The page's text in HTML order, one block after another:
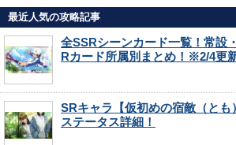
最近人気の攻略記事
全SSRシーンカード一覧！常設
Rカード所属別まとめ！※2/4更
SRキャラ【仮初めの宿敵（とも
ステータス詳細！